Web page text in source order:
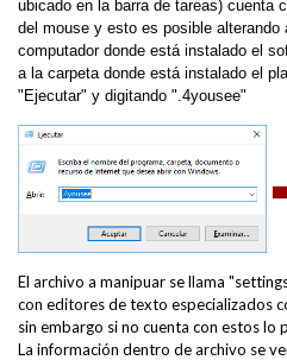
ubicado en la barra de tareas) cuenta
del mouse y esto es posible alterando
computador donde está instalado el
a la carpeta donde está instalado el
"Ejecutar" y digitando ".4yousee"
El archivo a manipuar se llama
con editores de texto especializados
sin embargo si no cuenta con estos lo
La información dentro de archivo se